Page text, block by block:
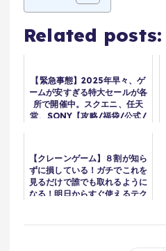
Related posts:
【緊急事態】2025年早々、ゲ
ームが安すぎる特大セールが各
所で開催中。スクエニ、任天
堂、SONY【攻略/福袋/公式/
【クレーンゲーム】８割が知ら
ずに損している！ガチでこれを
見るだけで誰でも取れるように
なる！明日からすぐ使えるテク